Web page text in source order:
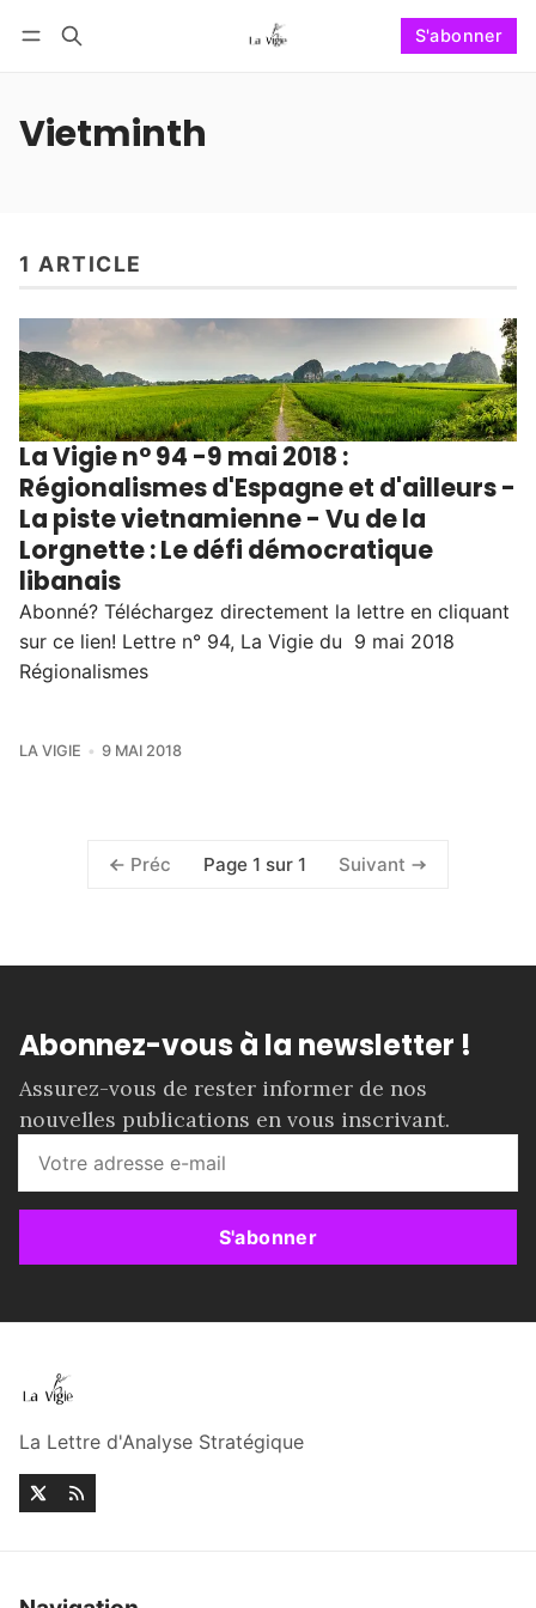
S'abonner
Vietminth
1 ARTICLE
La Vigie n° 94 -9 mai 2018 :
Régionalismes d'Espagne et d'ailleurs -
La piste vietnamienne - Vu de la
Lorgnette : Le défi démocratique
libanais
Abonné? Téléchargez directement la lettre en cliquant
sur ce lien! Lettre n° 94, La Vigie du 9 mai 2018
Régionalismes
LA VIGIE 9 MAI 2018
Préc Page 1 sur 1 Suivant
Abonnez-vous à la newsletter !
Assurez-vous de rester informer de nos
nouvelles publications en vous inscrivant.
S'abonner
La Lettre d'Analyse Stratégique